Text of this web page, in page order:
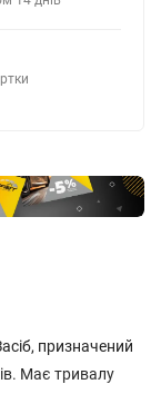
призначений
Має тривалу